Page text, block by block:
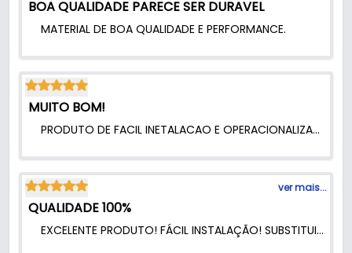
BOA QUALIDADE PARECE SER DURAVEL
MATERIAL DE BOA QUALIDADE E PERFORMANCE.
MUITO BOM!
PRODUTO DE FACIL INETALACAO E OPERACIONALIZACAO.
ver mais...
QUALIDADE 100%
EXCELENTE PRODUTO! FÁCIL INSTALAÇÃO! SUBSTITUI A QUE VEIO DE FÁBRICA E PERCEBI QUE A QUALIDADE É BEM SUPERIOR. A PORTA DO GUARDA-ROUPAS AGORA DESLIZA MUITO SUAVE.